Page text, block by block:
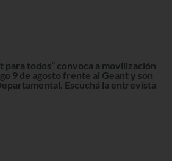
para todos” convoca a movilización
9 de agosto frente al Geant y son
Escuchá la entrevista